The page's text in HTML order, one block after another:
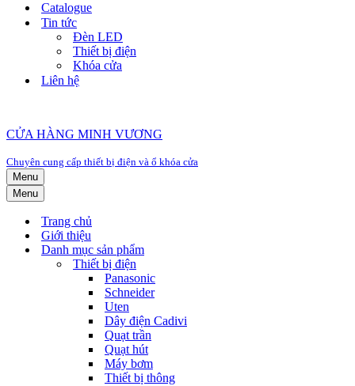
Catalogue
Tin tức
Đèn LED
Thiết bị điện
Khóa cửa
Liên hệ
CỬA HÀNG MINH VƯƠNG
Chuyên cung cấp thiết bị điện và ổ khóa cửa
Menu
Menu
Trang chủ
Giới thiệu
Danh mục sản phẩm
Thiết bị điện
Panasonic
Schneider
Uten
Dây điện Cadivi
Quạt trần
Quạt hút
Máy bơm
Thiết bị thông